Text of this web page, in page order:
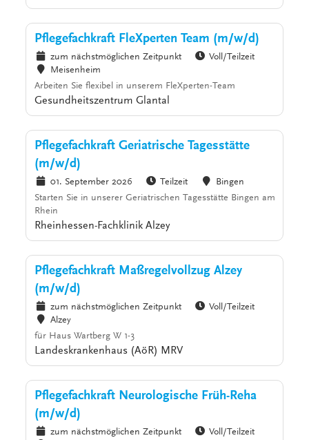
Pflegefachkraft FleXperten Team (m/w/d)
zum nächstmöglichen Zeitpunkt
Voll/Teilzeit
Meisenheim
Arbeiten Sie flexibel in unserem FleXperten-Team
Gesundheitszentrum Glantal
Pflegefachkraft Geriatrische Tagesstätte
(m/w/d)
01. September 2026 Teilzeit
Bingen
Starten Sie in unserer Geriatrischen Tagesstätte Bingen am
Rhein
Rheinhessen-Fachklinik Alzey
Pflegefachkraft Maßregelvollzug Alzey
(m/w/d)
zum nächstmöglichen Zeitpunkt
Voll/Teilzeit
Alzey
für Haus Wartberg W 1-3
Landeskrankenhaus (AöR) MRV
Pflegefachkraft Neurologische Früh-Reha
(m/w/d)
zum nächstmöglichen Zeitpunkt
Voll/Teilzeit